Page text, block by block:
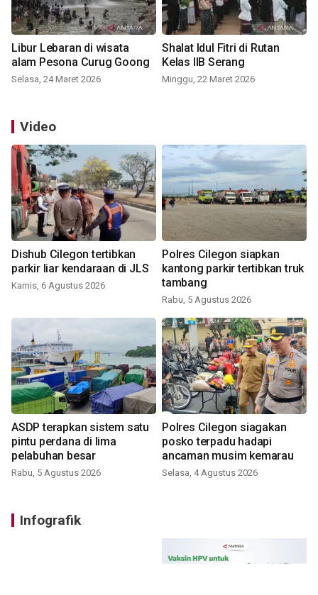
Libur Lebaran di wisata
alam Pesona Curug Goong
Selasa, 24 Maret 2026
Shalat Idul Fitri di Rutan
Kelas IIB Serang
Minggu, 22 Maret 2026
Video
Dishub Cilegon tertibkan
parkir liar kendaraan di JLS
Kamis, 6 Agustus 2026
Polres Cilegon siapkan
kantong parkir tertibkan truk
tambang
Rabu, 5 Agustus 2026
ASDP terapkan sistem satu
pintu perdana di lima
pelabuhan besar
Rabu, 5 Agustus 2026
Polres Cilegon siagakan
posko terpadu hadapi
ancaman musim kemarau
Selasa, 4 Agustus 2026
Infografik